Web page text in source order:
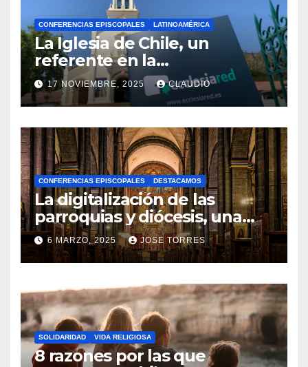
CONFERENCIAS EPISCOPALES LATINOAMÉRICA
La Iglesia de Chile, un
referente en la
transformación digital
gracias a Ecclesiared
17 NOVIEMBRE, 2025 CLAUDIO
N
O
H
A
Y
C
O
M
N
T
A
R
CONFERENCIAS EPISCOPALES DESTACAMOS
La digitalización de las
parroquias y diócesis, una
realidad ya para el futuro de
la Iglesia
6 MARZO, 2025 JOSE TORRES
N
O
H
A
Y
SOLIDARIDAD VIDA RELIGIOSA
8 razones por las que